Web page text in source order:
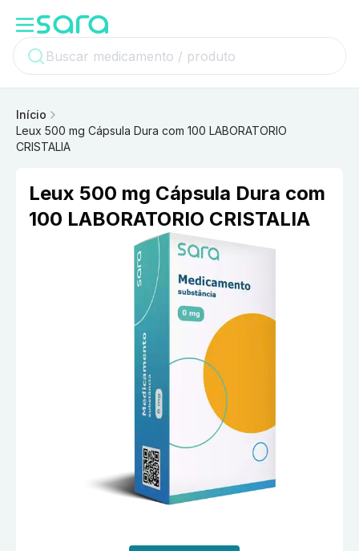
Início
Leux 500 mg Cápsula Dura com 100 LABORATORIO
CRISTALIA
Leux 500 mg Cápsula Dura com
100 LABORATORIO CRISTALIA